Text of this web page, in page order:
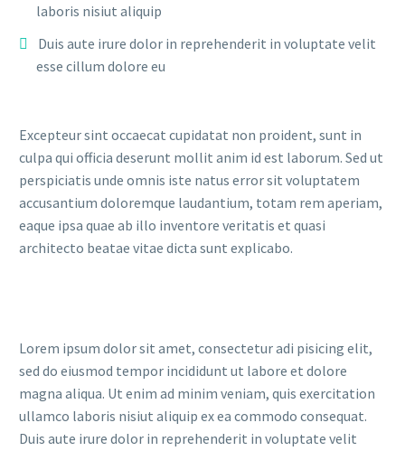
laboris nisiut aliquip
Duis aute irure dolor in reprehenderit in voluptate velit
esse cillum dolore eu
Excepteur sint occaecat cupidatat non proident, sunt in
culpa qui officia deserunt mollit anim id est laborum. Sed ut
perspiciatis unde omnis iste natus error sit voluptatem
accusantium doloremque laudantium, totam rem aperiam,
eaque ipsa quae ab illo inventore veritatis et quasi
architecto beatae vitae dicta sunt explicabo.
Lorem ipsum dolor sit amet, consectetur adi pisicing elit,
sed do eiusmod tempor incididunt ut labore et dolore
magna aliqua. Ut enim ad minim veniam, quis exercitation
ullamco laboris nisiut aliquip ex ea commodo consequat.
Duis aute irure dolor in reprehenderit in voluptate velit